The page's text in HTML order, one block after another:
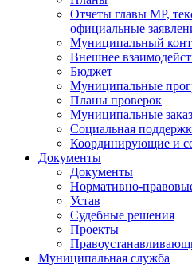
Отчеты главы МР,
официальные
Муниципальный
Внешнее
Бюджет
Муниципальные
Планы проверок
Муниципальные
Социальная
Координирующие и
Документы
Документы
Нормативно-
Устав
Судебные решения
Проекты
Муниципальная служба